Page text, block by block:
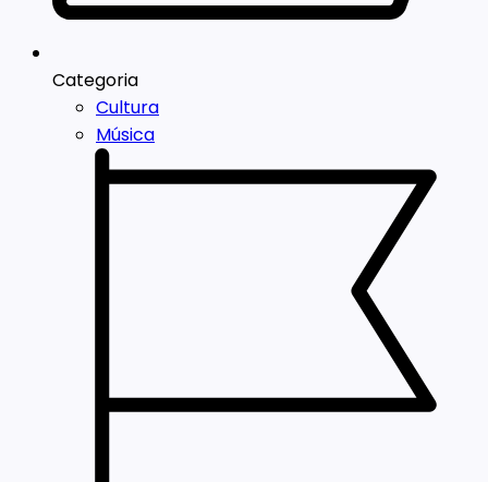
Categoria
Cultura
Música